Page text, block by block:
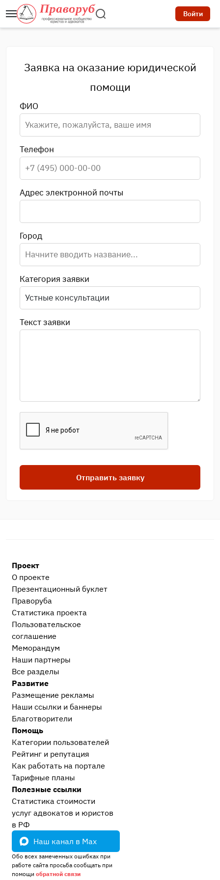
Войти
Заявка на оказание юридической
помощи
ФИО
Телефон
Адрес электронной почты
Город
Категория заявки
Текст заявки
Отправить заявку
Проект
О проекте
Презентационный букл​ет
Праворуба
Статистика проекта
Пользовательское
соглашение
Меморандум
Наши партнеры
Все разделы
Развитие
Размещение рекламы
Наши ссылки и баннеры
Благотворители
Помощь
Категории пользователей
Рейтинг и репутация
Как работать на портале
Тарифные планы
Полезные ссылки
Статистика стоимости
услуг адвокатов и юристов
в РФ
Наш канал в Max
Обо всех замеченных ошибках при
работе сайта просьба сообщать при
помощи обратной связи